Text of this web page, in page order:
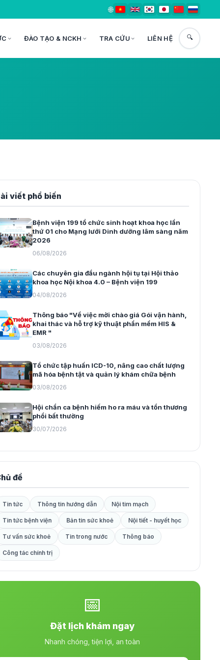
🌐
ĐÀO TẠO & NCKH TRA CỨU LIÊN HỆ 🔍
viết phổ biến
Bệnh viện 199 tổ chức sinh hoạt khoa học lần
thứ 01 cho Mạng lưới Dinh dưỡng lâm sàng năm
2026
06/08/2026
Các chuyên gia đầu ngành hội tụ tại Hội thảo
khoa học Nội khoa 4.0 – Bệnh viện 199
04/08/2026
Thông báo "Về việc mời chào giá Gói vận hành,
khai thác và hỗ trợ kỹ thuật phần mềm HIS &
EMR "
03/08/2026
Tổ chức tập huấn ICD-10, nâng cao chất lượng
mã hóa bệnh tật và quản lý khám chữa bệnh
03/08/2026
Hội chẩn ca bệnh hiếm ho ra máu và tổn thương
phổi bất thường
30/07/2026
đề
Tin tức Thông tin hướng dẫn Nội tim mạch
Tin tức bệnh viện Bản tin sức khoẻ Nội tiết - huyết học
Tư vấn sức khoẻ Tin trong nước Thông báo
Công tác chính trị
📅
Đặt lịch khám ngay
Nhanh chóng, tiện lợi, an toàn